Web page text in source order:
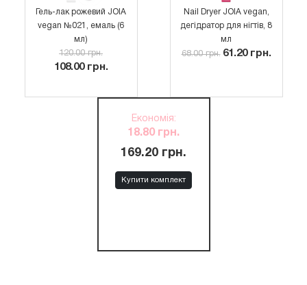
Гель-лак рожевий JOIA
vegan №021, емаль (6
мл)
120.00 грн.
108.00 грн.
Nail Dryer JOIA vegan,
дегідратор для нігтів, 8
мл
68.00 грн. 61.20 грн.
Економія:
18.80 грн.
169.20 грн.
Купити комплект